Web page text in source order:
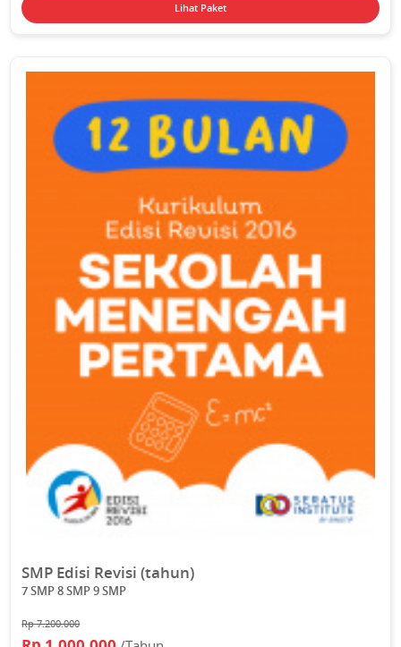
Lihat Paket
SMP Edisi Revisi (tahun)
7 SMP 8 SMP 9 SMP
Rp 7.200.000